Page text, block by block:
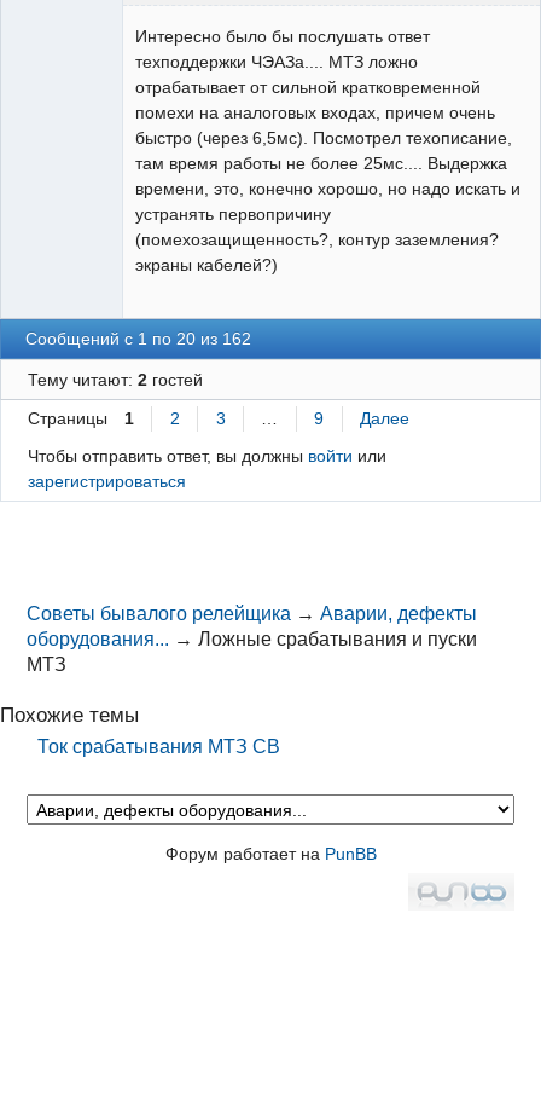
Интересно было бы послушать ответ
техподдержки ЧЭАЗа.... МТЗ ложно
отрабатывает от сильной кратковременной
помехи на аналоговых входах, причем очень
быстро (через 6,5мс). Посмотрел техописание,
там время работы не более 25мс.... Выдержка
времени, это, конечно хорошо, но надо искать и
устранять первопричину
(помехозащищенность?, контур заземления?
экраны кабелей?)
Сообщений с 1 по 20 из 162
Тему читают: 2гостей
Страницы 1 2 3 9
Далее
Чтобы отправить ответ, вы должны войти или
зарегистрироваться
Советы бывалого релейщика →Аварии, дефекты
оборудования... →Ложные срабатывания и пуски
МТЗ
Похожие темы
Ток срабатывания МТЗ СВ
Форум работает на PunBB